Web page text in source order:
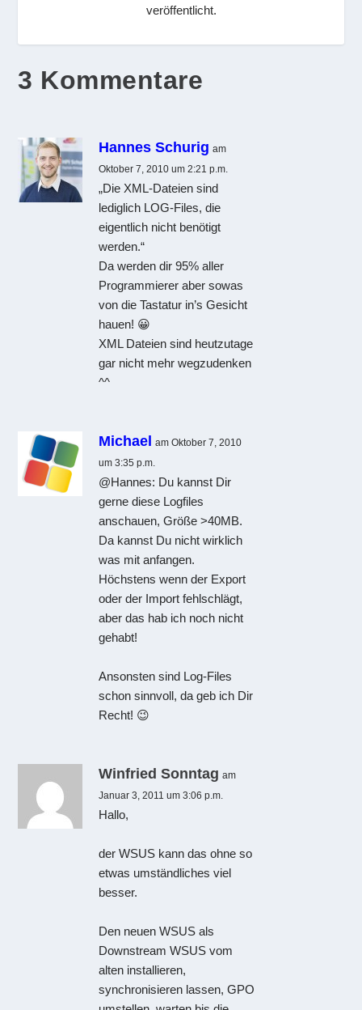
veröffentlicht.
3 Kommentare
Hannes Schurig am
Oktober 7, 2010 um 2:21 p.m.
„Die XML-Dateien sind
lediglich LOG-Files, die
eigentlich nicht benötigt
werden.“
Da werden dir 95% aller
Programmierer aber sowas
von die Tastatur in’s Gesicht
hauen! 😀
XML Dateien sind heutzutage
gar nicht mehr wegzudenken
^^
Michael
am Oktober 7, 2010
um 3:35 p.m.
@Hannes: Du kannst Dir
gerne diese Logfiles
anschauen, Größe >40MB.
Da kannst Du nicht wirklich
was mit anfangen.
Höchstens wenn der Export
oder der Import fehlschlägt,
aber das hab ich noch nicht
gehabt!
Ansonsten sind Log-Files
schon sinnvoll, da geb ich Dir
Recht! 😉
Winfried Sonntag am
Januar 3, 2011 um 3:06 p.m.
Hallo,
der WSUS kann das ohne so
etwas umständliches viel
besser.
Den neuen WSUS als
Downstream WSUS vom
alten installieren,
synchronisieren lassen, GPO